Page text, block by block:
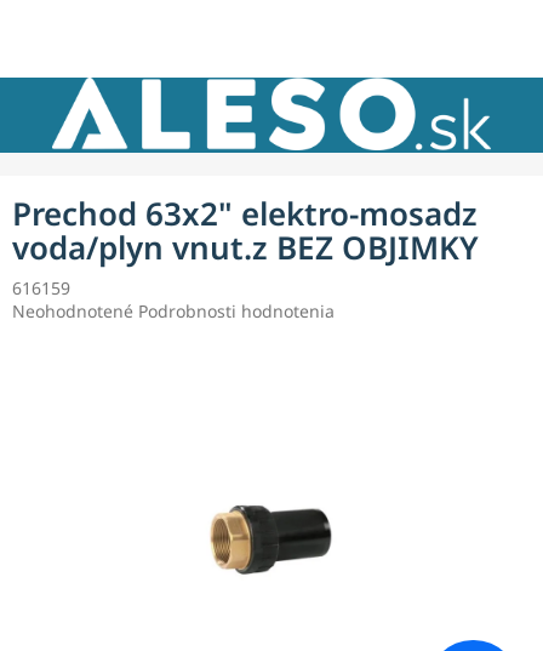
Prechod 63x2" elektro-mosadz
voda/plyn vnut.z BEZ OBJIMKY
616159
Priemerné
Neohodnotené Podrobnosti hodnotenia